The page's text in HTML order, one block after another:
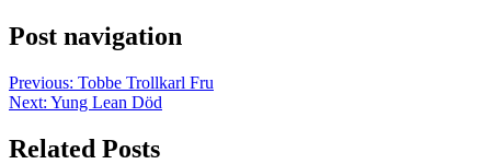
Post navigation
Previous: Tobbe Trollkarl Fru
Next: Yung Lean Död
Related Posts